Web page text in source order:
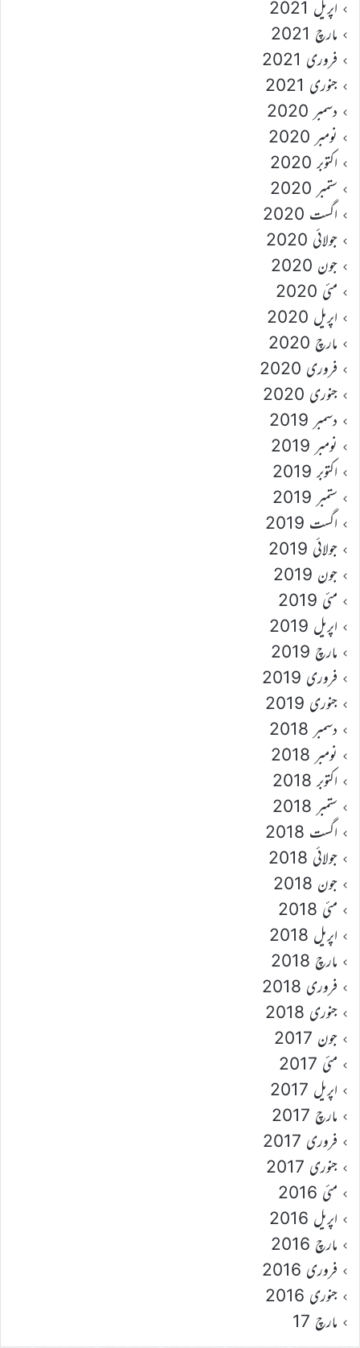
اپریل 2021
مارچ 2021
فروری 2021
جنوری 2021
دسمبر 2020
نومبر 2020
اکتوبر 2020
ستمبر 2020
اگست 2020
جولائی 2020
جون 2020
مئی 2020
اپریل 2020
مارچ 2020
فروری 2020
جنوری 2020
دسمبر 2019
نومبر 2019
اکتوبر 2019
ستمبر 2019
اگست 2019
جولائی 2019
جون 2019
مئی 2019
اپریل 2019
مارچ 2019
فروری 2019
جنوری 2019
دسمبر 2018
نومبر 2018
اکتوبر 2018
ستمبر 2018
اگست 2018
جولائی 2018
جون 2018
مئی 2018
اپریل 2018
مارچ 2018
فروری 2018
جنوری 2018
جون 2017
مئی 2017
اپریل 2017
مارچ 2017
فروری 2017
جنوری 2017
مئی 2016
اپریل 2016
مارچ 2016
فروری 2016
جنوری 2016
مارچ 17